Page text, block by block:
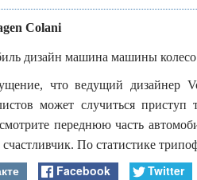
Colani
что ведущий дизайнер
может случиться
переднюю часть
По статистике
Facebook
Twitter